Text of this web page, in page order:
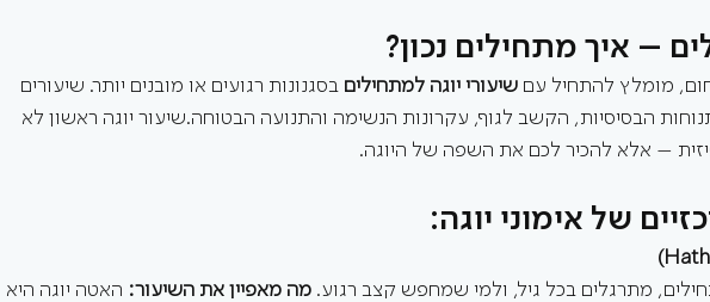
– איך מתחילים נכון?
מומלץ להתחיל עם שיעורי יוגה למתחילים בסגנונות רגועים או מובנים יותר. שיעורים
הבסיסיות, הקשב לגוף, עקרונות הנשימה והתנועה הבטוחה.שיעור יוגה ראשון לא
– אלא להכיר לכם את השפה של היוגה.
של אימוני יוגה:
מתרגלים בכל גיל, ולמי שמחפש קצב רגוע. מה מאפיין את השיעור: האטה יוגה היא